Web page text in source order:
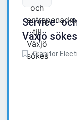
Service-
Växjö sökes
Granitor